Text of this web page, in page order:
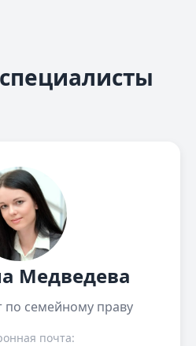
Медведева
по семейному праву
почта: